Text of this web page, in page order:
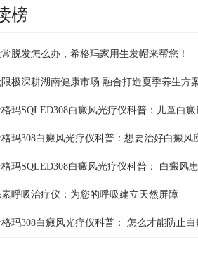
榜
脱发怎么办，希格玛家用生发帽来帮您！
极深耕湖南健康市场 融合打造夏季养生方
玛SQLED308白癜风光疗仪科普：儿童白癜
玛308白癜风光疗仪科普：想要治好白癜风
玛SQLED308白癜风光疗仪科普： 白癜风
呼吸治疗仪：为您的呼吸建立天然屏障
玛308白癜风光疗仪科普： 怎么才能防止白